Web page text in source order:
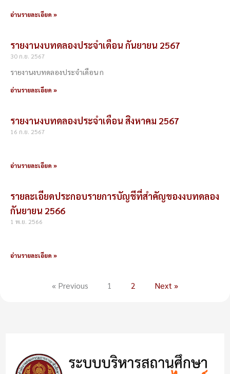
อ่านรายละเอียด »
รายงานงบทดลองประจำเดือน กันยายน 2567
30 ก.ย. 2567
รายงานงบทดลองประจำเดือน ก
อ่านรายละเอียด »
รายงานงบทดลองประจำเดือน สิงหาคม 2567
16 ก.ย. 2567
อ่านรายละเอียด »
รายละเอียดประกอบรายการบัญชีที่สำคัญของงบทดลอง
กันยายน 2566
1 พ.ย. 2566
อ่านรายละเอียด »
« Previous 1 2 Next »